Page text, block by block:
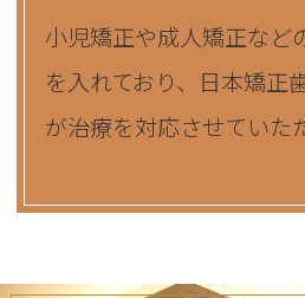
小児矯正や成人矯正など
を入れており、日本矯正
が治療を対応させていた